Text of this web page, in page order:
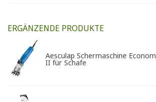
ERGÄNZENDE PRODUKTE
Aesculap Schermaschine Econom
II für Schafe